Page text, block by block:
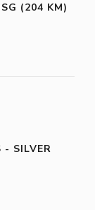
(204 KM)
- SILVER